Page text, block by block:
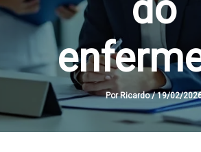
do
Por Ricardo/19/02/